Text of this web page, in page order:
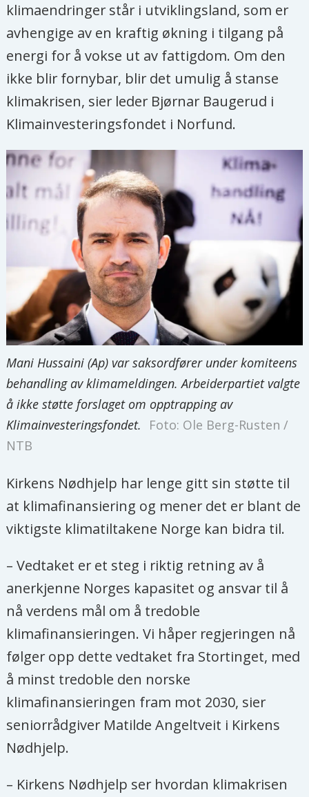
klimaendringer står i utviklingsland, som er
avhengige av en kraftig økning i tilgang på
energi for å vokse ut av fattigdom. Om den
ikke blir fornybar, blir det umulig å stanse
klimakrisen, sier leder Bjørnar Baugerud i
Klimainvesteringsfondet i Norfund.
Mani Hussaini (Ap) var saksordfører under komiteens
behandling av klimameldingen. Arbeiderpartiet valgte
å ikke støtte forslaget om opptrapping av
Klimainvesteringsfondet.
Foto: Ole Berg-Rusten /
NTB
Kirkens Nødhjelp har lenge gitt sin støtte til
at klimafinansiering og mener det er blant de
viktigste klimatiltakene Norge kan bidra til.
– Vedtaket er et steg i riktig retning av å
anerkjenne Norges kapasitet og ansvar til å
nå verdens mål om å tredoble
klimafinansieringen. Vi håper regjeringen nå
følger opp dette vedtaket fra Stortinget, med
å minst tredoble den norske
klimafinansieringen fram mot 2030, sier
seniorrådgiver Matilde Angeltveit i Kirkens
Nødhjelp.
– Kirkens Nødhjelp ser hvordan klimakrisen